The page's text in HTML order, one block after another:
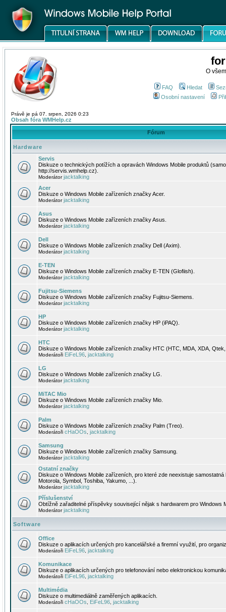
O
FAQ Hledat
Osobní nastavení
Právě je pá 07. srpen, 2026 0:23
Obsah fóra WMHelp.cz
Fórum
Hardware
Servis
Diskuze o technických potížích a opravách Windows Mobile produktů
http://servis.wmhelp.cz).
Moderátorjacktalking
Acer
Diskuze o Windows Mobile zařízeních značky Acer.
Moderátorjacktalking
Asus
Diskuze o Windows Mobile zařízeních značky Asus.
Moderátorjacktalking
Dell
Diskuze o Windows Mobile zařízeních značky Dell (Axim).
Moderátorjacktalking
E-TEN
Diskuze o Windows Mobile zařízeních značky E-TEN (Glofiish).
Moderátorjacktalking
Fujitsu-Siemens
Diskuze o Windows Mobile zařízeních značky Fujitsu-Siemens.
Moderátorjacktalking
HP
Diskuze o Windows Mobile zařízeních značky HP (iPAQ).
Moderátorjacktalking
HTC
Diskuze o Windows Mobile zařízeních značky HTC (HTC, MDA, XDA,
Moderátoři EiFeL96 jacktalking
LG
Diskuze o Windows Mobile zařízeních značky LG.
Moderátorjacktalking
MiTAC Mio
Diskuze o Windows Mobile zařízeních značky Mio.
Moderátorjacktalking
Palm
Diskuze o Windows Mobile zařízeních značky Palm (Treo).
Moderátoři cHaOOs jacktalking
Samsung
Diskuze o Windows Mobile zařízeních značky Samsung.
Moderátorjacktalking
Ostatní značky
Diskuze o Windows Mobile zařízeních, pro které zde neexistuje
Motorola, Symbol, Toshiba, Yakumo, ...).
Moderátorjacktalking
Příslušenství
Obtížně zařaditelné příspěvky související nějak s hardwarem pro Windows
Moderátorjacktalking
Software
Office
Diskuze o aplikacích určených pro kancelářské a firemní využití, pro
Moderátoři EiFeL96 jacktalking
Komunikace
Diskuze o aplikacích určených pro telefonování nebo elektronickou
Moderátoři EiFeL96 jacktalking
Multimédia
Diskuze o multimediálně zaměřených aplikacích.
Moderátoři cHaOOs EiFeL96 jacktalking